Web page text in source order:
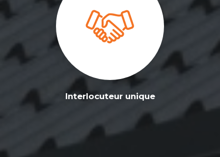
Interlocuteur unique